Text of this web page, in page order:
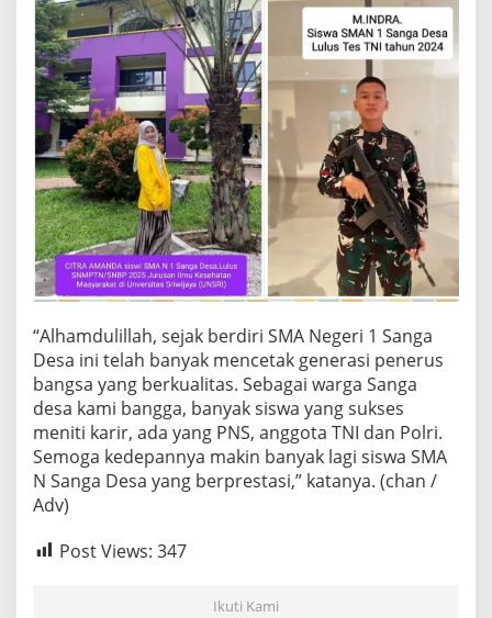
“Alhamdulillah, sejak berdiri SMA Negeri 1 Sanga
Desa ini telah banyak mencetak generasi penerus
bangsa yang berkualitas. Sebagai warga Sanga
desa kami bangga, banyak siswa yang sukses
meniti karir, ada yang PNS, anggota TNI dan Polri.
Semoga kedepannya makin banyak lagi siswa SMA
N Sanga Desa yang berprestasi,” katanya. (chan /
Adv)
Post Views: 347
Ikuti Kami